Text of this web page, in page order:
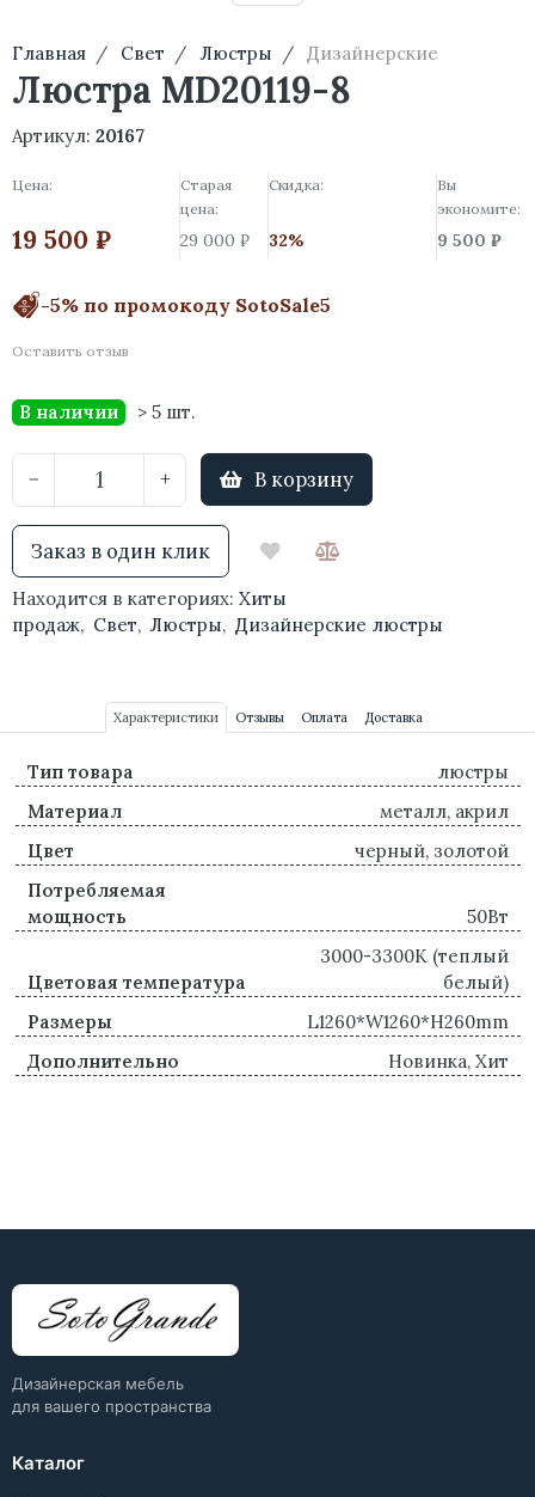
Главная Свет Люстры Дизайнерские
Люстра MD20119-8
Артикул: 20167
Цена:
19 500 ₽
Старая
цена:
29 000 ₽
Скидка:
32%
Вы
экономите:
9 500 ₽
-5% по промокоду SotoSale5
Оставить отзыв
В наличии > 5 шт.
− + В корзину
Заказ в один клик
Находится в категориях: Хиты
продаж, Свет, Люстры, Дизайнерские люстры
Характеристики Отзывы Оплата Доставка
Тип товара
люстры
Материал
металл, акрил
Цвет
черный, золотой
Потребляемая
мощность
50Вт
Цветовая температура
3000-3300K (теплый
белый)
Размеры
L1260*W1260*H260mm
Дополнительно
Новинка, Хит
Дизайнерская мебель
для вашего пространства
Каталог